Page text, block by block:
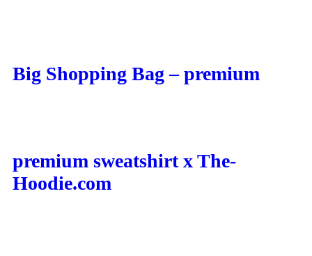
Big Shopping Bag – premium
premium sweatshirt x The-
Hoodie.com